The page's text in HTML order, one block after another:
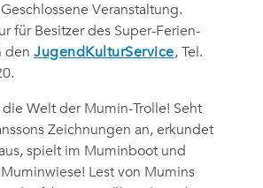
Veranstaltung.
für Besitzer des Super-Ferien-
den JugendKulturService, Tel.
Welt der Mumin-Trolle! Seht
Zeichnungen an, erkundet
spielt im Muminboot und
Lest von Mumins